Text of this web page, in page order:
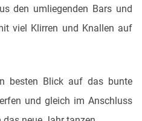
den umliegenden Bars und
viel Klirren und Knallen auf
besten Blick auf das bunte
und gleich im Anschluss